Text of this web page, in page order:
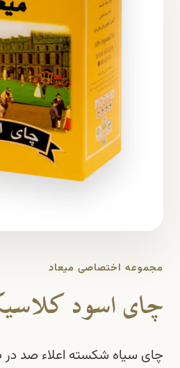
مجموعه اختصاصی میعاد
چای اسود
چای سیاه شکسته اعلاء صد